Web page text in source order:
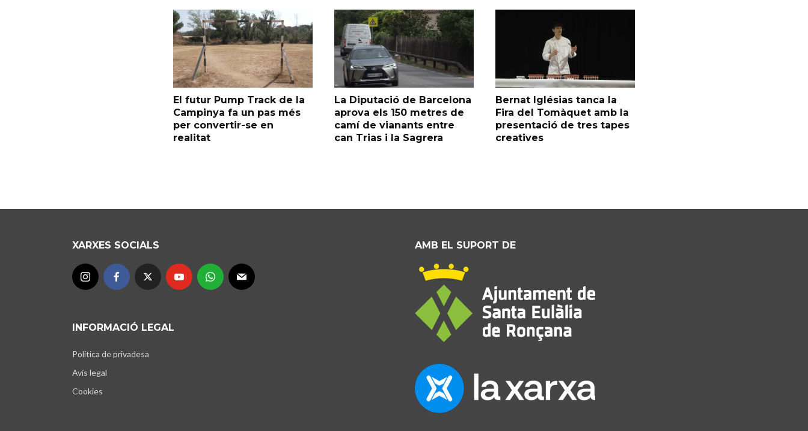
El futur Pump Track de la
Campinya fa un pas més
per convertir-se en
realitat
La Diputació de Barcelona
aprova els 150 metres de
camí de vianants entre
can Trias i la Sagrera
Bernat Iglésias tanca la
Fira del Tomàquet amb la
presentació de tres tapes
creatives
XARXES SOCIALS
INFORMACIÓ LEGAL
Política de privadesa
Avís legal
Cookies
AMB EL SUPORT DE